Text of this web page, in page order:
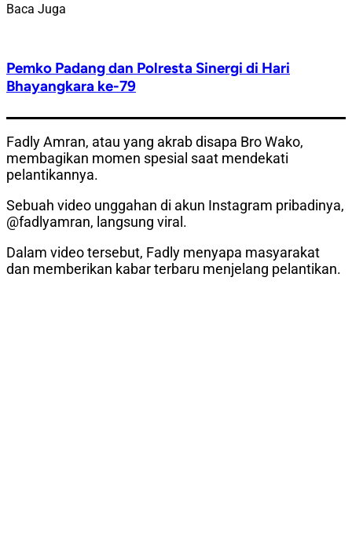
Baca Juga
Pemko Padang dan Polresta Sinergi di Hari
Bhayangkara ke-79
Fadly Amran, atau yang akrab disapa Bro Wako,
membagikan momen spesial saat mendekati
pelantikannya.
Sebuah video unggahan di akun Instagram pribadinya,
@fadlyamran, langsung viral.
Dalam video tersebut, Fadly menyapa masyarakat
dan memberikan kabar terbaru menjelang pelantikan.